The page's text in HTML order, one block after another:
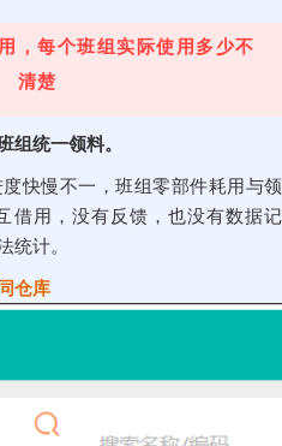
，每个班组实际使用多少不
清楚
组统一领料。
快慢不一，班组零部件耗用与领
借用，没有反馈，也没有数据记
统计。
仓库